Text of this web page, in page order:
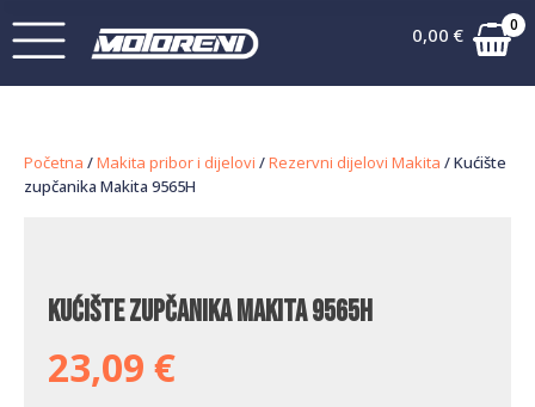
0,00 € 0
Početna /Makita pribor i dijelovi /Rezervni dijelovi Makita / Kućište
zupčanika Makita 9565H
Kućište zupčanika Makita 9565H
23,09 €